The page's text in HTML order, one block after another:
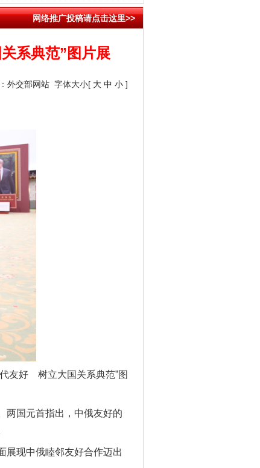
网络推广投稿请点击这里>>
系典范”图片展
外交部网站 字体大小[ 大 中 小 ]
友好 树立大国关系典范”图
国元首指出，中俄友好的
现中俄睦邻友好合作迈出
法官巧妙执行解纠纷
新中国诞生的见证
千亩耕地变“别墅”